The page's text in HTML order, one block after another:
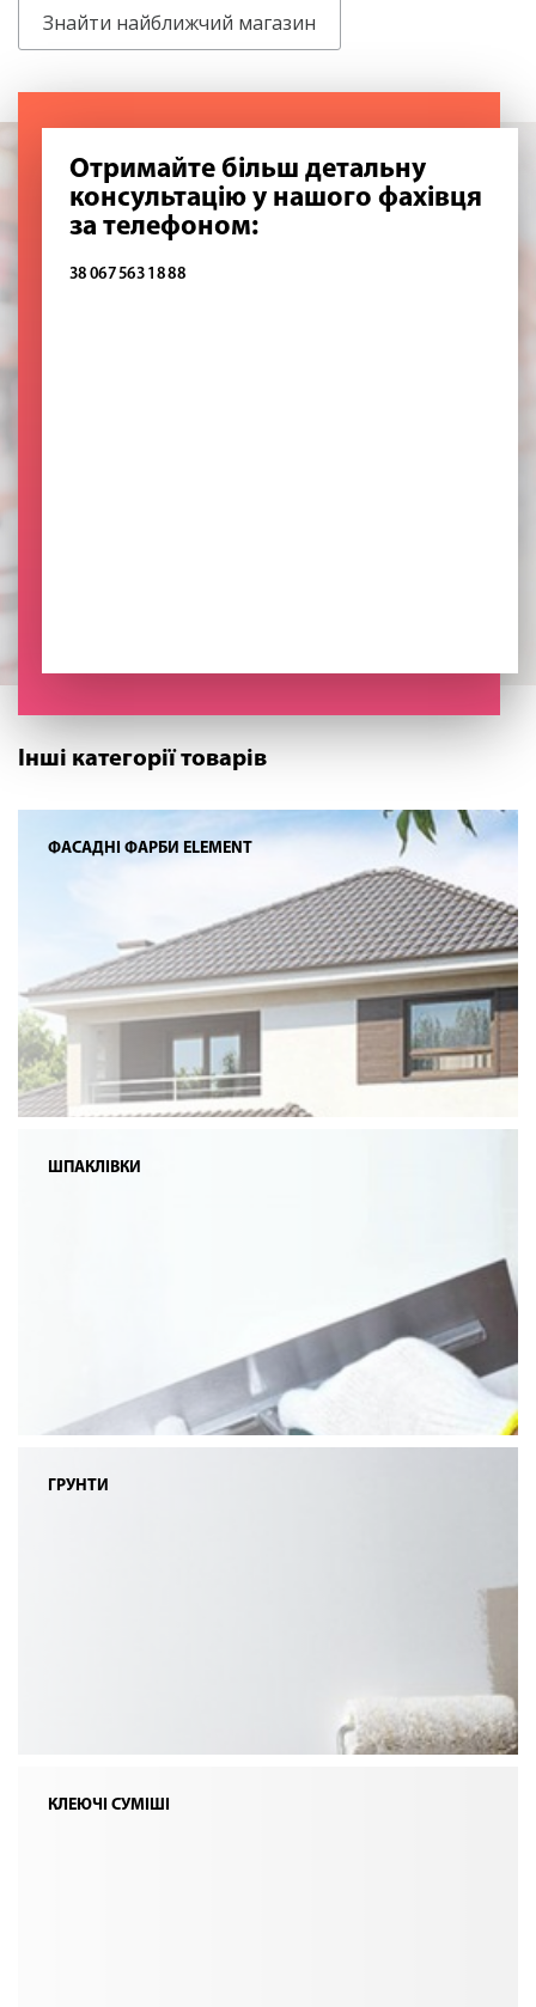
Знайти найближчий магазин
Отримайте більш детальну
консультацію у нашого фахівця
за телефоном:
38 067 563 18 88
Інші категорії товарів
ФАСАДНІ ФАРБИ ELEMENT
ШПАКЛІВКИ
ГРУНТИ
КЛЕЮЧІ СУМІШІ